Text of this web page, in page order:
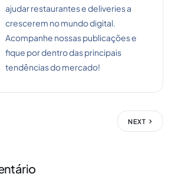
ajudar restaurantes e deliveries a
crescerem no mundo digital.
Acompanhe nossas publicações e
fique por dentro das principais
tendências do mercado!
NEXT